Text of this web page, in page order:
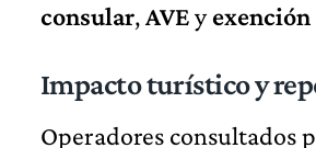
consular,AVEy
Impacto turístico y
Operadores consultados